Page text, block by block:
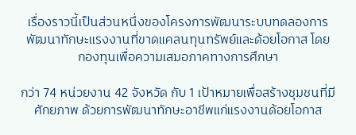
เรื่องราวนี้เป็นส่วนหนึ่งของโครงการพัฒนาระบบทดลองการ
พัฒนาทักษะแรงงานที่ขาดแคลนทุนทรัพย์และด้อยโอกาส โดย
กองทุนเพื่อความเสมอภาคทางการศึกษา
กว่า 74 หน่วยงาน 42 จังหวัด กับ 1 เป้าหมายเพื่อสร้างชุมชนที่มี
ศักยภาพ ด้วยการพัฒนาทักษะอาชีพแก่แรงงานด้อยโอกาส